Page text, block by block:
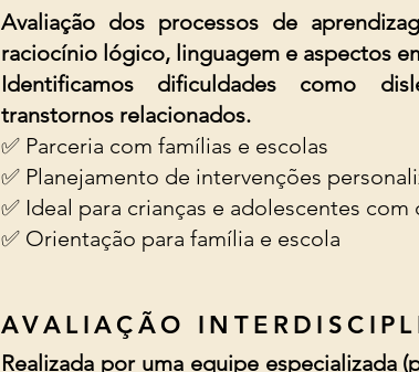
Avaliação dos processos de
raciocínio lógico, linguagem e aspectos
Identificamos dificuldades como
transtornos relacionados.
✅ Parceria com famílias e escolas
✅ Planejamento de intervenções
✅ Ideal para crianças e adolescentes
✅ Orientação para família e escola
AVALIAÇÃO
Realizada por uma equipe